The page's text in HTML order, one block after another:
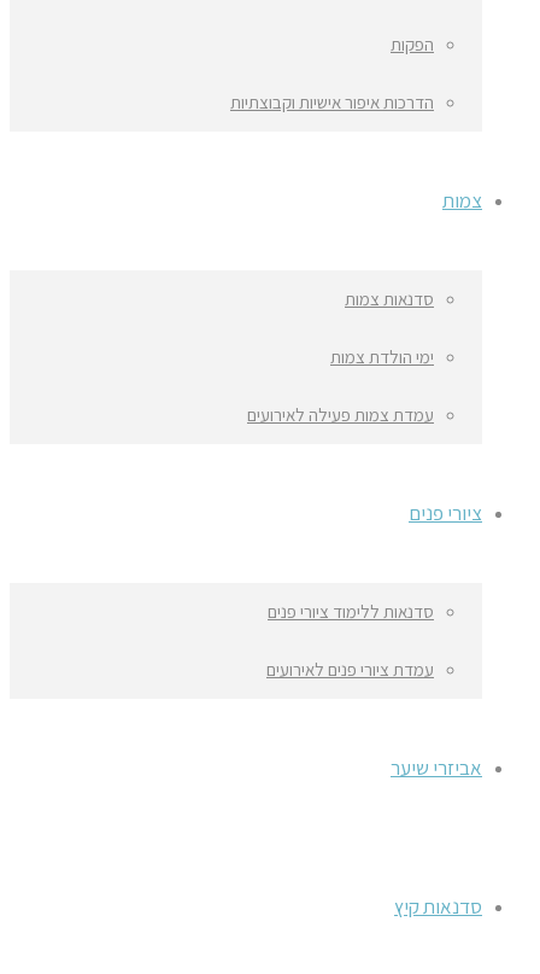
הפקות
הדרכות איפור אישיות וקבוצתיות
צמות
סדנאות צמות
ימי הולדת צמות
עמדת צמות פעילה לאירועים
ציורי פנים
סדנאות ללימוד ציורי פנים
עמדת ציורי פנים לאירועים
אביזרי שיער
סדנאות קיץ